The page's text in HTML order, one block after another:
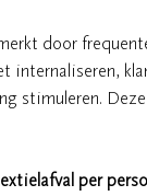
door
internaliseren,
stimuleren.
per